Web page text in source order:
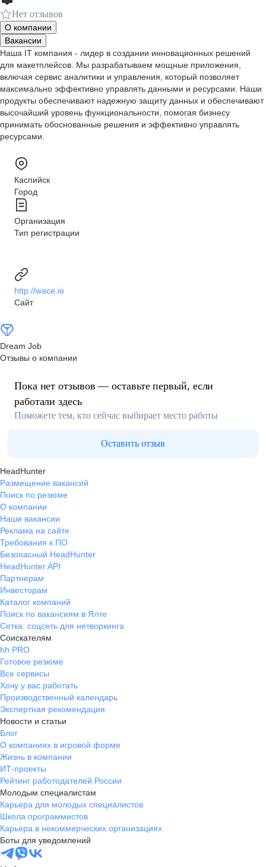
Нет отзывов
О компании
Вакансии
Наша IT компания - лидер в создании инновационных решений
для макетплейсов. Мы разрабатываем мощные приложения,
включая сервис аналитики и управления, который позволяет
максимально эффективно управлять данными и ресурсами. Наши
продукты обеспечивают надежную защиту данных и обеспечивают
высочайший уровень функциональности, помогая бизнесу
принимать обоснованные решения и эффективно управлять
ресурсами.
Каспийск
Город
Организация
Тип регистрации
http://wace.io
Сайт
Dream Job
Отзывы о компании
Пока нет отзывов — оставьте первый, если
работали здесь
Поможете тем, кто сейчас выбирает место работы
Оставить отзыв
HeadHunter
Размещение вакансий
Поиск по резюме
О компании
Наши вакансии
Реклама на сайте
Требования к ПО
Безопасный HeadHunter
HeadHunter API
Партнерам
Инвесторам
Каталог компаний
Поиск по вакансиям в Ялте
Сетка: соцсеть для нетворкинга
Соискателям
hh PRO
Готовое резюме
Все сервисы
Хочу у вас работать
Производственный календарь
Экспертная рекомендация
Новости и статьи
Блог
О компаниях в игровой форме
Жизнь в компании
ИТ-проекты
Рейтинг работодателей России
Молодым специалистам
Карьера для молодых специалистов
Школа программистов
Карьера в некоммерческих организациях
Боты для уведомлений